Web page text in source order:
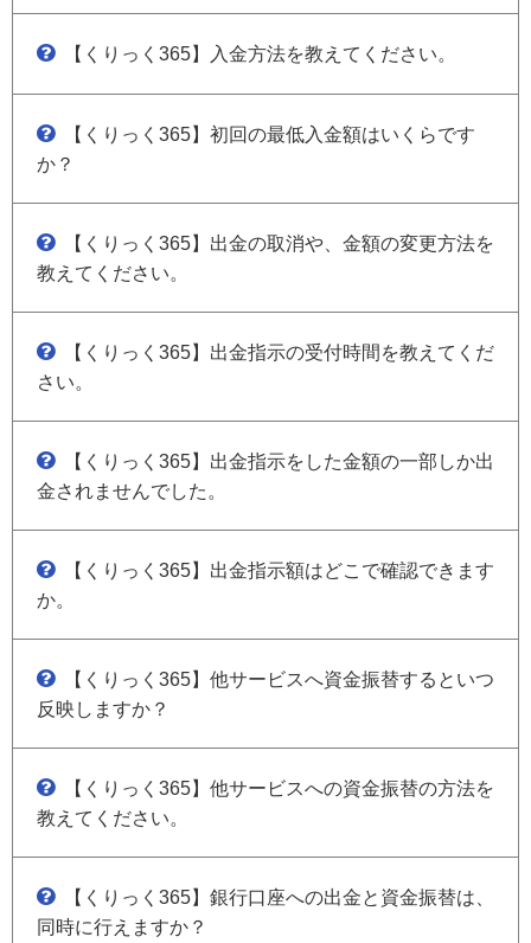
【くりっく365】入金方法を教えてください。
【くりっく365】初回の最低入金額はいくらです
か？
【くりっく365】出金の取消や、金額の変更方法を
教えてください。
【くりっく365】出金指示の受付時間を教えてくだ
さい。
【くりっく365】出金指示をした金額の一部しか出
金されませんでした。
【くりっく365】出金指示額はどこで確認できます
か。
【くりっく365】他サービスへ資金振替するといつ
反映しますか？
【くりっく365】他サービスへの資金振替の方法を
教えてください。
【くりっく365】銀行口座への出金と資金振替は、
同時に行えますか？